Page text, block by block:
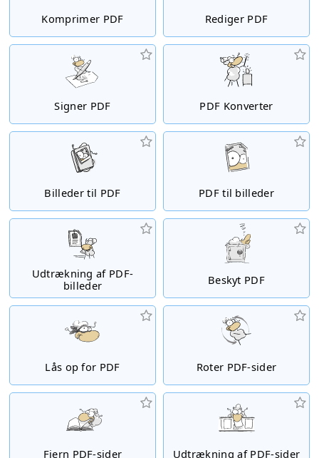
Komprimer PDF Rediger PDF
Signer PDF PDF Konverter
Billeder til PDF PDF til billeder
Udtrækning af PDF-
billeder
Beskyt PDF
Lås op for PDF Roter PDF-sider
Fjern PDF-sider Udtrækning af PDF-sider